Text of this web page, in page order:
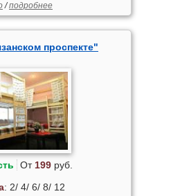
/подробнее
проспекте"
От 199руб.
: 2/ 4/ 6/ 8/ 12